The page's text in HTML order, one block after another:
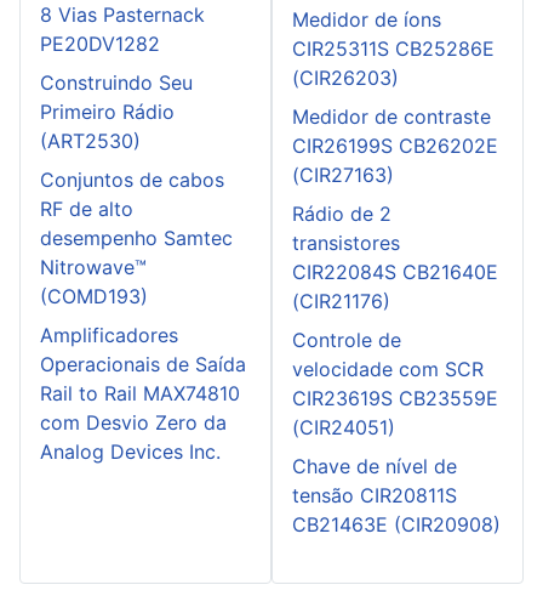
8 Vias Pasternack
PE20DV1282
Construindo Seu
Primeiro Rádio
(ART2530)
Conjuntos de cabos
RF de alto
desempenho Samtec
Nitrowave™
(COMD193)
Amplificadores
Operacionais de Saída
Rail to Rail MAX74810
com Desvio Zero da
Analog Devices Inc.
Medidor de íons
CIR25311S CB25286E
(CIR26203)
Medidor de contraste
CIR26199S CB26202E
(CIR27163)
Rádio de 2
transistores
CIR22084S CB21640E
(CIR21176)
Controle de
velocidade com SCR
CIR23619S CB23559E
(CIR24051)
Chave de nível de
tensão CIR20811S
CB21463E (CIR20908)